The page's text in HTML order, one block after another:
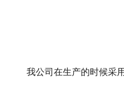
我公司在生产的时候采用